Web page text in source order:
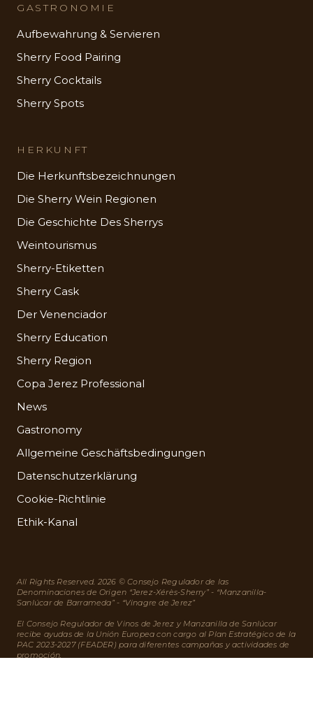
GASTRONOMIE
Aufbewahrung & Servieren
Sherry Food Pairing
Sherry Cocktails
Sherry Spots
HERKUNFT
Die Herkunftsbezeichnungen
Die Sherry Wein Regionen
Die Geschichte Des Sherrys
Weintourismus
Sherry-Etiketten
Sherry Cask
Der Venenciador
Sherry Education
Sherry Region
Copa Jerez Professional
News
Gastronomy
Allgemeine Geschäftsbedingungen
Datenschutzerklärung
Cookie-Richtlinie
Ethik-Kanal
All Rights Reserved. 2026 © Consejo Regulador de las
Denominaciones de Origen “Jerez-Xérès-Sherry” - “Manzanilla-
Sanlúcar de Barrameda” - “Vinagre de Jerez”
El Consejo Regulador de Vinos de Jerez y Manzanilla de Sanlúcar
recibe ayudas de la Unión Europea con cargo al Plan Estratégico de la
PAC 2023-2027 (FEADER) para diferentes campañas y actividades de
promoción.